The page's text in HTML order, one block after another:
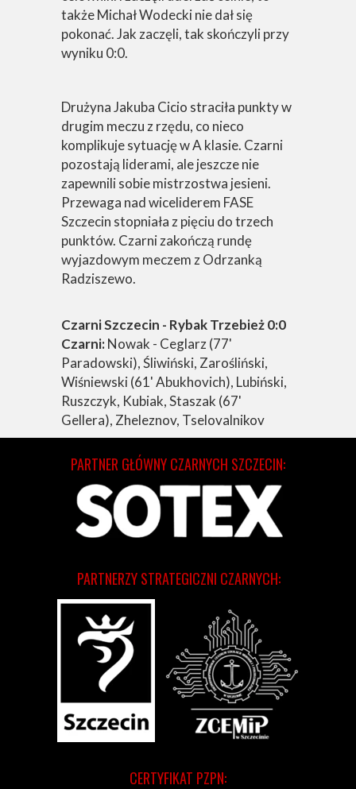
także Michał Wodecki nie dał się
pokonać. Jak zaczęli, tak skończyli przy
wyniku 0:0.
Drużyna Jakuba Cicio straciła punkty w
drugim meczu z rzędu, co nieco
komplikuje sytuację w A klasie. Czarni
pozostają liderami, ale jeszcze nie
zapewnili sobie mistrzostwa jesieni.
Przewaga nad wiceliderem FASE
Szczecin stopniała z pięciu do trzech
punktów. Czarni zakończą rundę
wyjazdowym meczem z Odrzanką
Radziszewo.
Czarni Szczecin - Rybak Trzebież 0:0
Czarni:Nowak - Ceglarz (77'
Paradowski), Śliwiński, Zarośliński,
Wiśniewski (61' Abukhovich), Lubiński,
Ruszczyk, Kubiak, Staszak (67'
Gellera), Zheleznov, Tselovalnikov
CERTYFIKAT PZPN:
PARTNERZY STRATEGICZNI CZARNYCH:
PARTNER GŁÓWNY CZARNYCH SZCZECIN: